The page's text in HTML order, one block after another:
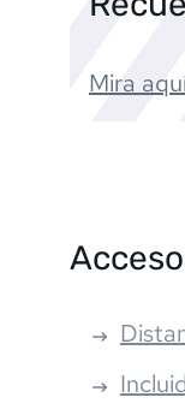
Mira